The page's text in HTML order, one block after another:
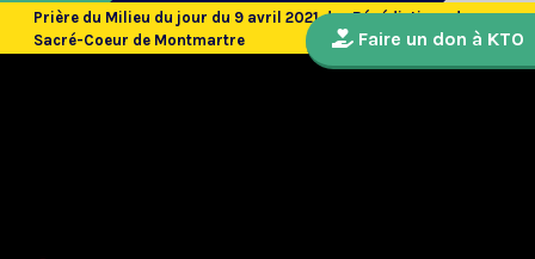
Prière du Milieu du jour du 9 avril 2021 des Bénédictines du
Sacré-Coeur de Montmartre
Faire un don à KTO